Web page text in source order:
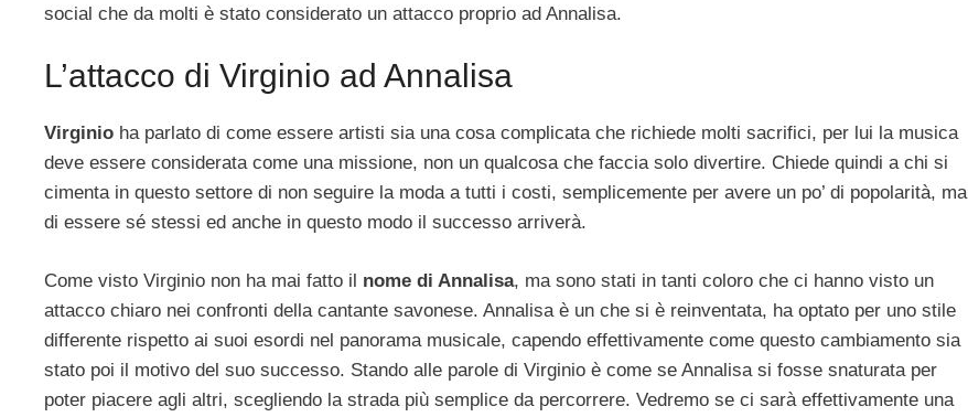
social che da molti è stato considerato un attacco proprio ad Annalisa.
L’attacco di Virginio ad Annalisa
Virginio ha parlato di come essere artisti sia una cosa complicata che richiede molti sacrifici, per lui la musica
deve essere considerata come una missione, non un qualcosa che faccia solo divertire. Chiede quindi a chi si
cimenta in questo settore di non seguire la moda a tutti i costi, semplicemente per avere un po’ di popolarità, ma
di essere sé stessi ed anche in questo modo il successo arriverà.
Come visto Virginio non ha mai fatto il nome di Annalisa, ma sono stati in tanti coloro che ci hanno visto un
attacco chiaro nei confronti della cantante savonese. Annalisa è un che si è reinventata, ha optato per uno stile
differente rispetto ai suoi esordi nel panorama musicale, capendo effettivamente come questo cambiamento sia
stato poi il motivo del suo successo. Stando alle parole di Virginio è come se Annalisa si fosse snaturata per
poter piacere agli altri, scegliendo la strada più semplice da percorrere. Vedremo se ci sarà effettivamente una